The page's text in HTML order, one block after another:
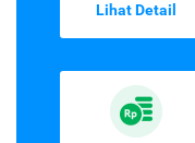
Lihat Detail